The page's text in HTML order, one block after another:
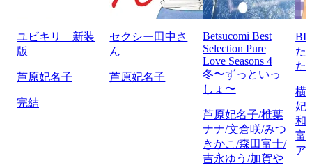
ユビキリ 新装
版
芦原妃名子
完結
セクシー田中さ
ん
芦原妃名子
Betsucomi Best
Selection Pure
Love Seasons 4
冬〜ずっといっ
しょ〜
芦原妃名子/椎葉
ナナ/文倉咲/みつ
きかこ/森田富士/
吉永ゆう/加賀や
た
た
横
妃
和
富
ア